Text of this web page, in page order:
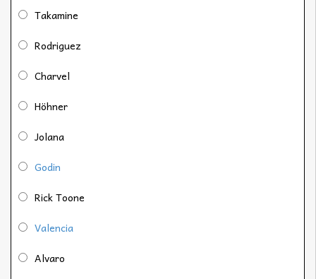
Takamine
Rodriguez
Charvel
Höhner
Jolana
Godin
Rick Toone
Valencia
Alvaro